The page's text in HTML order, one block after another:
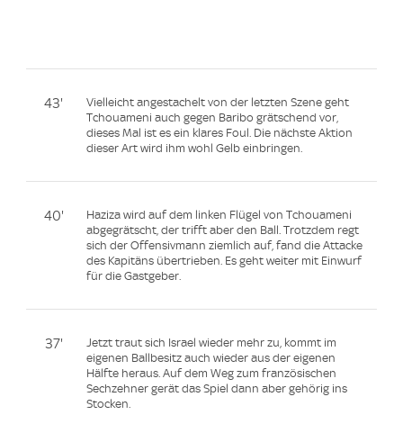
43'
Vielleicht angestachelt von der letzten Szene geht
Tchouameni auch gegen Baribo grätschend vor,
dieses Mal ist es ein klares Foul. Die nächste Aktion
dieser Art wird ihm wohl Gelb einbringen.
40'
Haziza wird auf dem linken Flügel von Tchouameni
abgegrätscht, der trifft aber den Ball. Trotzdem regt
sich der Offensivmann ziemlich auf, fand die Attacke
des Kapitäns übertrieben. Es geht weiter mit Einwurf
für die Gastgeber.
37'
Jetzt traut sich Israel wieder mehr zu, kommt im
eigenen Ballbesitz auch wieder aus der eigenen
Hälfte heraus. Auf dem Weg zum französischen
Sechzehner gerät das Spiel dann aber gehörig ins
Stocken.